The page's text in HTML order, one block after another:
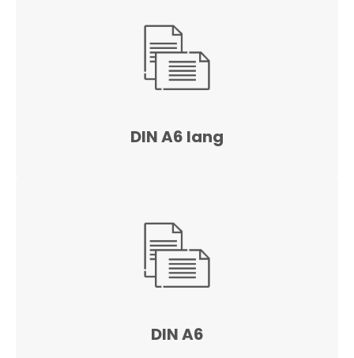
DIN A6 lang
DIN A6